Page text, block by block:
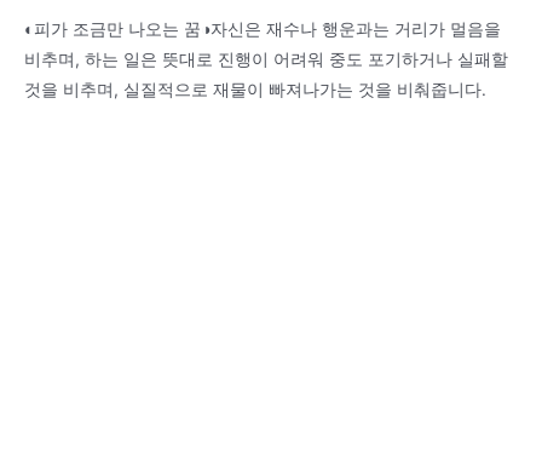
◐피가 조금만 나오는 꿈◑자신은 재수나 행운과는 거리가 멀음을
비추며, 하는 일은 뜻대로 진행이 어려워 중도 포기하거나 실패할
것을 비추며, 실질적으로 재물이 빠져나가는 것을 비춰줍니다.